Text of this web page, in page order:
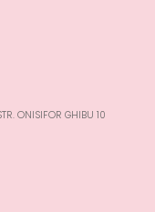
ONISIFOR GHIBU 10